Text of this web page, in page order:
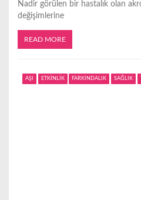
Nadir görülen bir hastalık olan
değişimlerine
READ MORE
AŞI ETKİNLİK FARKINDALIK SAĞLIK